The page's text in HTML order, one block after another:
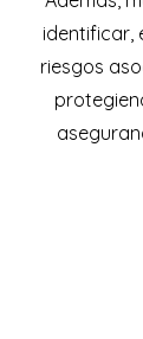
identificar,
riesgos